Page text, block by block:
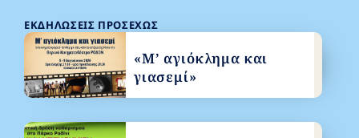
ΕΚΔΗΛΏΣΕΙΣ ΠΡΟΣΕΧΏΣ
«Μ’ αγιόκλημα και
γιασεμί»